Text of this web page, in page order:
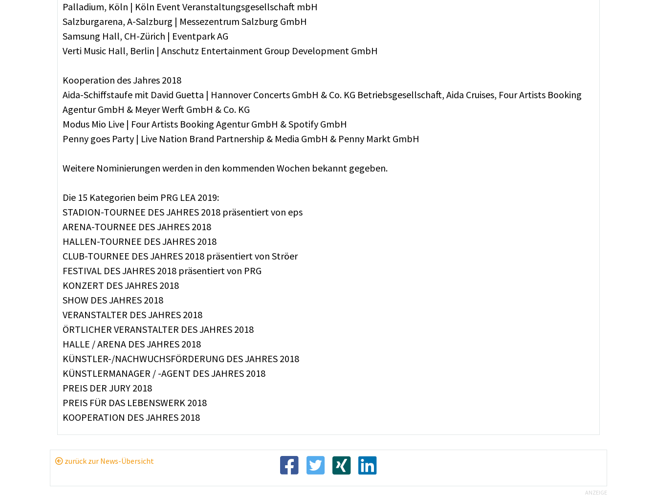
Palladium, Köln | Köln Event Veranstaltungsgesellschaft mbH
Salzburgarena, A-Salzburg | Messezentrum Salzburg GmbH
Samsung Hall, CH-Zürich | Eventpark AG
Verti Music Hall, Berlin | Anschutz Entertainment Group Development GmbH
Kooperation des Jahres 2018
Aida-Schiffstaufe mit David Guetta | Hannover Concerts GmbH & Co. KG Betriebsgesellschaft, Aida Cruises, Four Artists Booking
Agentur GmbH & Meyer Werft GmbH & Co. KG
Modus Mio Live | Four Artists Booking Agentur GmbH & Spotify GmbH
Penny goes Party | Live Nation Brand Partnership & Media GmbH & Penny Markt GmbH
Weitere Nominierungen werden in den kommenden Wochen bekannt gegeben.
Die 15 Kategorien beim PRG LEA 2019:
STADION-TOURNEE DES JAHRES 2018 präsentiert von eps
ARENA-TOURNEE DES JAHRES 2018
HALLEN-TOURNEE DES JAHRES 2018
CLUB-TOURNEE DES JAHRES 2018 präsentiert von Ströer
FESTIVAL DES JAHRES 2018 präsentiert von PRG
KONZERT DES JAHRES 2018
SHOW DES JAHRES 2018
VERANSTALTER DES JAHRES 2018
ÖRTLICHER VERANSTALTER DES JAHRES 2018
HALLE / ARENA DES JAHRES 2018
KÜNSTLER-/NACHWUCHSFÖRDERUNG DES JAHRES 2018
KÜNSTLERMANAGER / -AGENT DES JAHRES 2018
PREIS DER JURY 2018
PREIS FÜR DAS LEBENSWERK 2018
KOOPERATION DES JAHRES 2018
zurück zur News-Übersicht
ANZEIGE